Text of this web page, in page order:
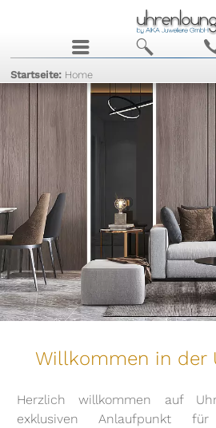
j b
Startseite: Home
Willkommen in der
Herzlich willkommen auf
exklusiven Anlaufpunkt